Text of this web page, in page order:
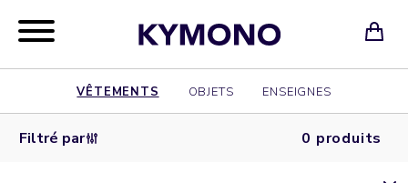
VÊTEMENTS OBJETS ENSEIGNES
Filtré par 0 produits